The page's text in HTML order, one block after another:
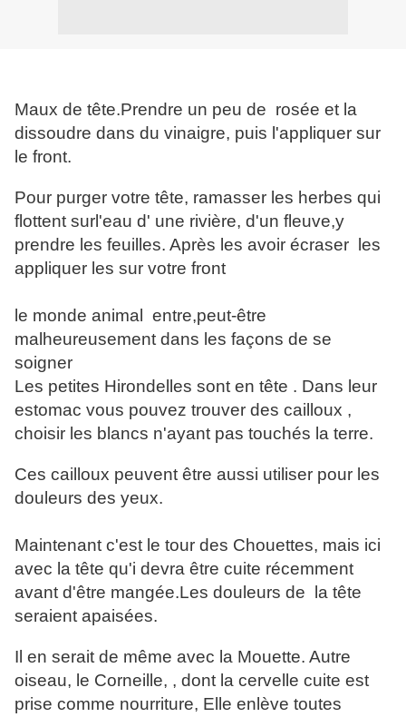
Maux de tête.Prendre un peu de rosée et la
dissoudre dans du vinaigre, puis l'appliquer sur
le front.
Pour purger votre tête, ramasser les herbes qui
flottent surl'eau d' une rivière, d'un fleuve,y
prendre les feuilles. Après les avoir écraser les
appliquer les sur votre front
le monde animal entre,peut-être
malheureusement dans les façons de se
soigner
Les petites Hirondelles sont en tête . Dans leur
estomac vous pouvez trouver des cailloux ,
choisir les blancs n'ayant pas touchés la terre.
Ces cailloux peuvent être aussi utiliser pour les
douleurs des yeux.
Maintenant c'est le tour des Chouettes, mais ici
avec la tête qu'i devra être cuite récemment
avant d'être mangée.Les douleurs de la tête
seraient apaisées.
Il en serait de même avec la Mouette. Autre
oiseau, le Corneille, , dont la cervelle cuite est
prise comme nourriture, Elle enlève toutes